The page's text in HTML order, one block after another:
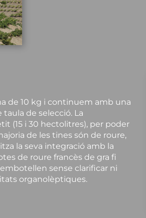
de 10 kg i continuem amb una
de selecció. La
(15 i 30 hectolitres), per poder
de les tines són de roure,
la seva integració amb la
de roure francès de gra fi
sense clarificar ni
organolèptiques.